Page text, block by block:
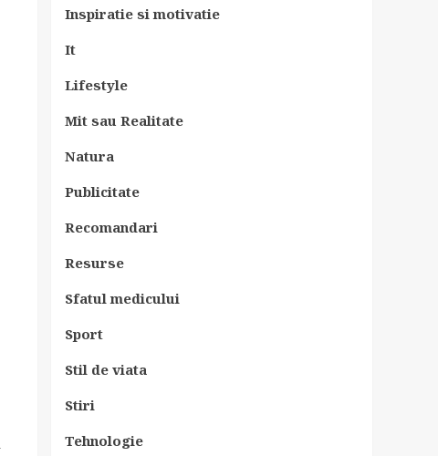
Inspiratie si motivatie
It
Lifestyle
Mit sau Realitate
Natura
Publicitate
Recomandari
Resurse
Sfatul medicului
Sport
Stil de viata
Stiri
Tehnologie